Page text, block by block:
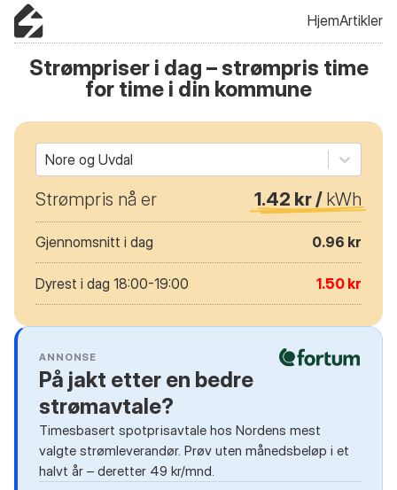
HjemArtikler
Strømpriser i dag – strømpris time
for time i din kommune
Nore og Uvdal
Strømpris nå er 1.42 kr / kWh
Gjennomsnitt i dag 0.96 kr
Dyrest i dag 18:00-19:00 1.50 kr
ANNONSE
På jakt etter en bedre
strømavtale?
Timesbasert spotprisavtale hos Nordens mest
valgte strømleverandør. Prøv uten månedsbeløp i et
halvt år – deretter 49 kr/mnd.